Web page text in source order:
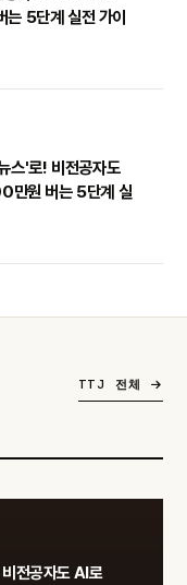
는 5단계 실전 가이
스'로! 비전공자도
만원 버는 5단계 실
TTJ 전체
전공자도 AI로